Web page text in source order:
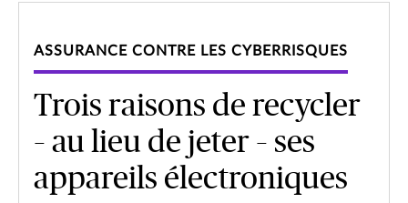
ASSURANCE CONTRE LES CYBERRISQUES
Trois raisons de recycler
– au lieu de jeter – ses
appareils électroniques